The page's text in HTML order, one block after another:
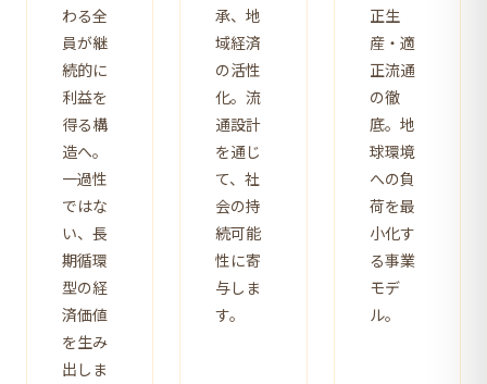
わる全
員が継
続的に
利益を
得る構
造へ。
一過性
ではな
い、長
期循環
型の経
済価値
を生み
出しま
承、地
域経済
の活性
化。流
通設計
を通じ
て、社
会の持
続可能
性に寄
与しま
す。
正生
産・適
正流通
の徹
底。地
球環境
への負
荷を最
小化す
る事業
モデ
ル。